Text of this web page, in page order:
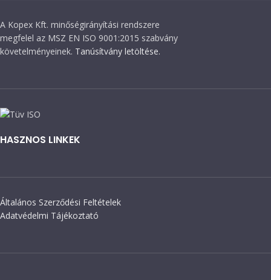
A Kopex Kft. minőségirányítási rendszere
megfelel az MSZ EN ISO 9001:2015 szabvány
követelményeinek. Tanúsítvány letöltése.
HASZNOS LINKEK
Általános Szerződési Feltételek
Adatvédelmi Tájékoztató